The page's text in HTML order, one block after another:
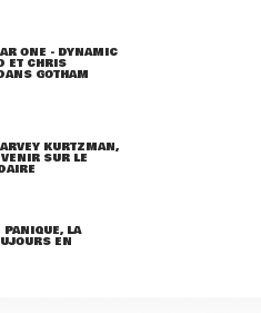
ONE - DYNAMIC
ET CHRIS
GOTHAM
KURTZMAN,
SUR LE
PANIQUE, LA
EN